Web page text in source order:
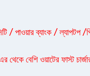
পাওয়ার ব্যাংক / ল্যাপটপ /
বেশি ওয়াটের ফাস্ট